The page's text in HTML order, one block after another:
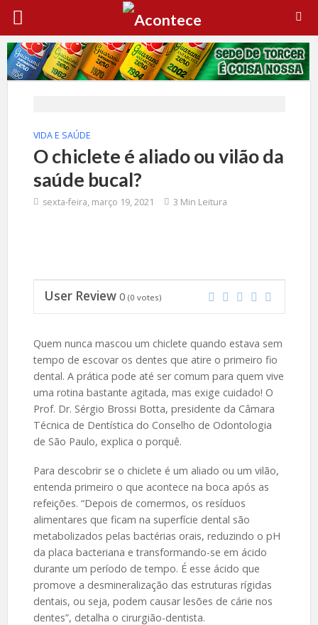
VIDA E SAÚDE
O chiclete é aliado ou vilão da
saúde bucal?
sexta-feira, março 19, 2021 3 Min Leitura
User Review 0 (0 votes)
Quem nunca mascou um chiclete quando estava sem
tempo de escovar os dentes que atire o primeiro fio
dental. A prática pode até ser comum para quem vive
uma rotina bastante agitada, mas exige cuidado! O
Prof. Dr. Sérgio Brossi Botta, presidente da Câmara
Técnica de Dentística do Conselho de Odontologia
de São Paulo, explica o porquê.
Para descobrir se o chiclete é um aliado ou um vilão,
entenda primeiro o que acontece na boca após as
refeições. “Depois de comermos, os resíduos
alimentares que ficam na superfície dental são
metabolizados pelas bactérias orais, reduzindo o pH
da placa bacteriana e transformando-se em ácido
durante um período de tempo. É esse ácido que
promove a desmineralização das estruturas rígidas
dentais, ou seja, podem causar lesões de cárie nos
dentes”, detalha o cirurgião-dentista.